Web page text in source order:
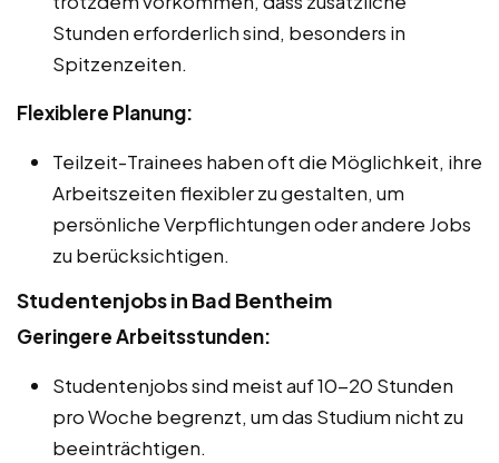
Stunden erforderlich sind, besonders in
Spitzenzeiten.
Flexiblere Planung:
Teilzeit-Trainees haben oft die Möglichkeit, ihre
Arbeitszeiten flexibler zu gestalten, um
persönliche Verpflichtungen oder andere Jobs
zu berücksichtigen.
Studentenjobs in Bad Bentheim
Geringere Arbeitsstunden:
Studentenjobs sind meist auf 10-20 Stunden
pro Woche begrenzt, um das Studium nicht zu
beeinträchtigen.